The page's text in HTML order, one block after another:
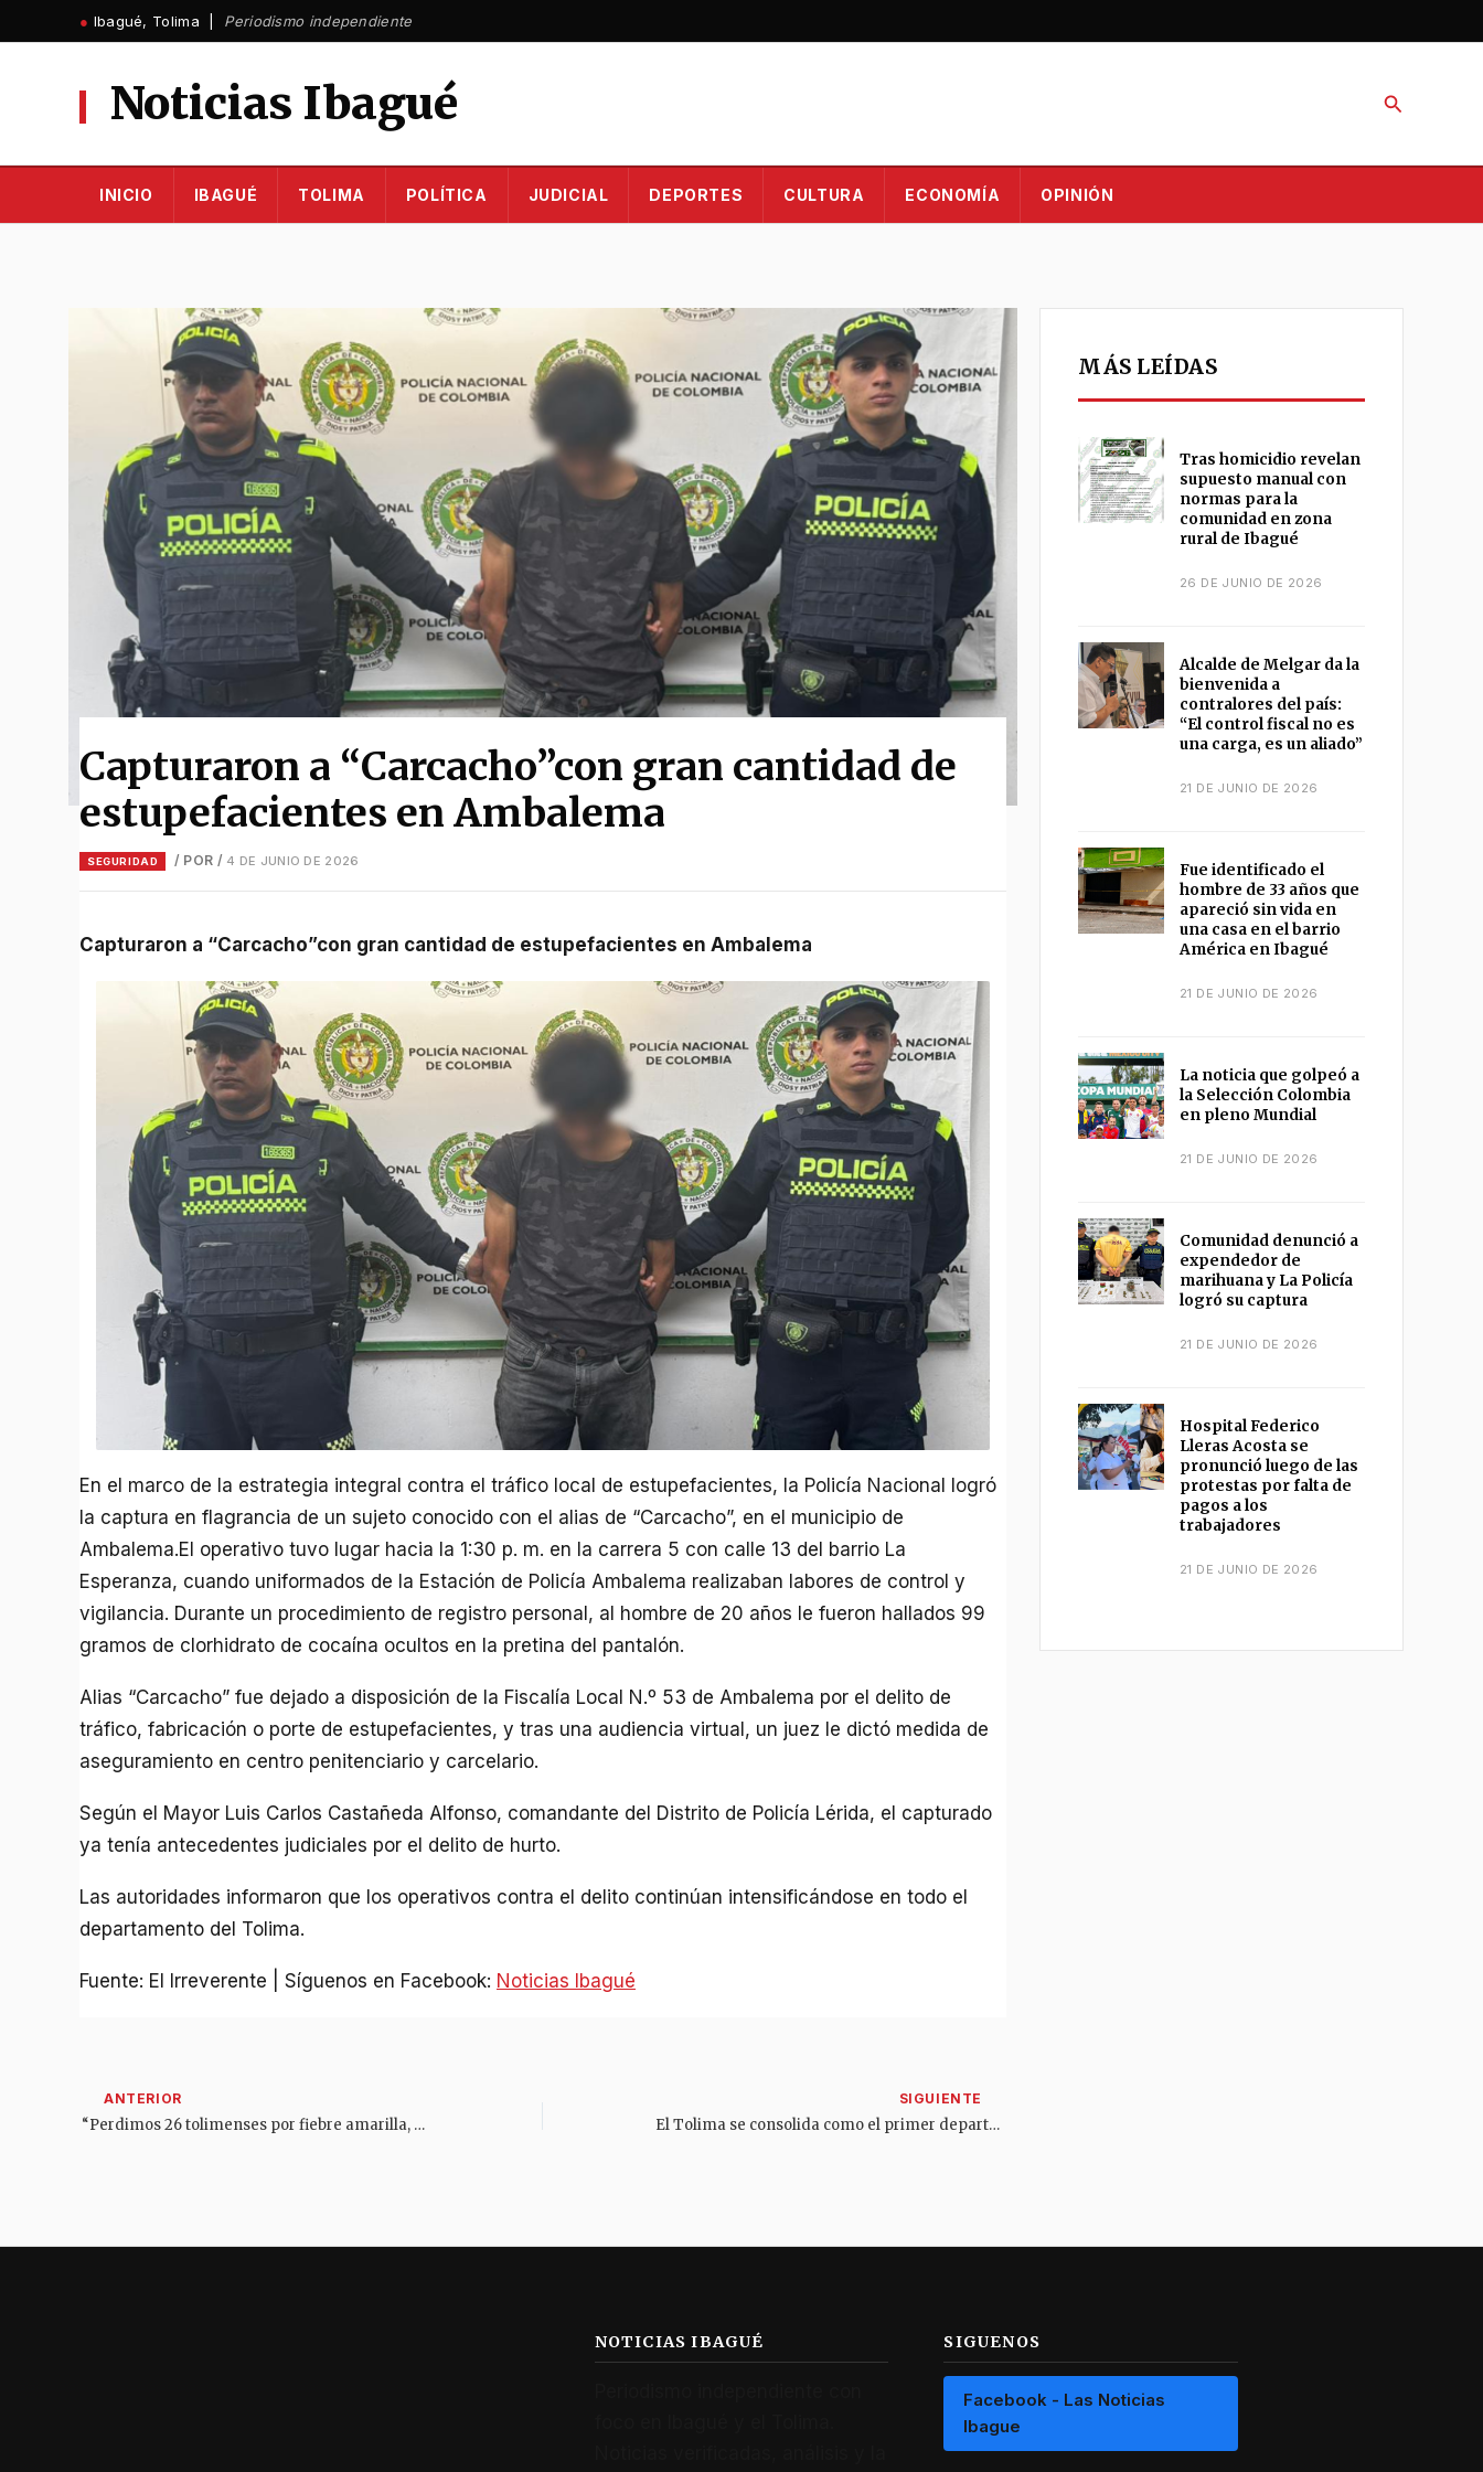
al
● Ibagué, Tolima | Periodismo independiente
Noticias Ibagué Buscar
INICIO IBAGUÉ TOLIMA POLÍTICA JUDICIAL DEPORTES CULTURA ECONOMÍA OPINIÓN
Capturaron a “Carcacho”con gran cantidad de
estupefacientes en Ambalema
SEGURIDAD / POR / 4 DE JUNIO DE 2026
Capturaron a “Carcacho”con gran cantidad de estupefacientes en Ambalema
En el marco de la estrategia integral contra el tráfico local de estupefacientes, la Policía Nacional logró
la captura en flagrancia de un sujeto conocido con el alias de “Carcacho”, en el municipio de
Ambalema.El operativo tuvo lugar hacia la 1:30 p. m. en la carrera 5 con calle 13 del barrio La
Esperanza, cuando uniformados de la Estación de Policía Ambalema realizaban labores de control y
vigilancia. Durante un procedimiento de registro personal, al hombre de 20 años le fueron hallados 99
gramos de clorhidrato de cocaína ocultos en la pretina del pantalón.
Alias “Carcacho” fue dejado a disposición de la Fiscalía Local N.º 53 de Ambalema por el delito de
tráfico, fabricación o porte de estupefacientes, y tras una audiencia virtual, un juez le dictó medida de
aseguramiento en centro penitenciario y carcelario.
Según el Mayor Luis Carlos Castañeda Alfonso, comandante del Distrito de Policía Lérida, el capturado
ya tenía antecedentes judiciales por el delito de hurto.
Las autoridades informaron que los operativos contra el delito continúan intensificándose en todo el
departamento del Tolima.
Fuente: El Irreverente | Síguenos en Facebook: Noticias Ibagué
“Perdimos 26 tolimenses por fiebre amarilla, que pudieron evitarse”: secretaria de Salud del Tolima El Tolima se consolida como el primer departamento del país con un Comité Departamental de Transporte Fluvial
MÁS LEÍDAS
Tras homicidio revelan
supuesto manual con
normas para la
comunidad en zona
rural de Ibagué
26 DE JUNIO DE 2026
Alcalde de Melgar da la
bienvenida a
contralores del país:
“El control fiscal no es
una carga, es un aliado”
21 DE JUNIO DE 2026
Fue identificado el
hombre de 33 años que
apareció sin vida en
una casa en el barrio
América en Ibagué
21 DE JUNIO DE 2026
La noticia que golpeó a
la Selección Colombia
en pleno Mundial
21 DE JUNIO DE 2026
Comunidad denunció a
expendedor de
marihuana y La Policía
logró su captura
21 DE JUNIO DE 2026
Hospital Federico
Lleras Acosta se
pronunció luego de las
protestas por falta de
pagos a los
trabajadores
21 DE JUNIO DE 2026
NOTICIAS IBAGUÉ SIGUENOS
Facebook - Las Noticias
Ibague